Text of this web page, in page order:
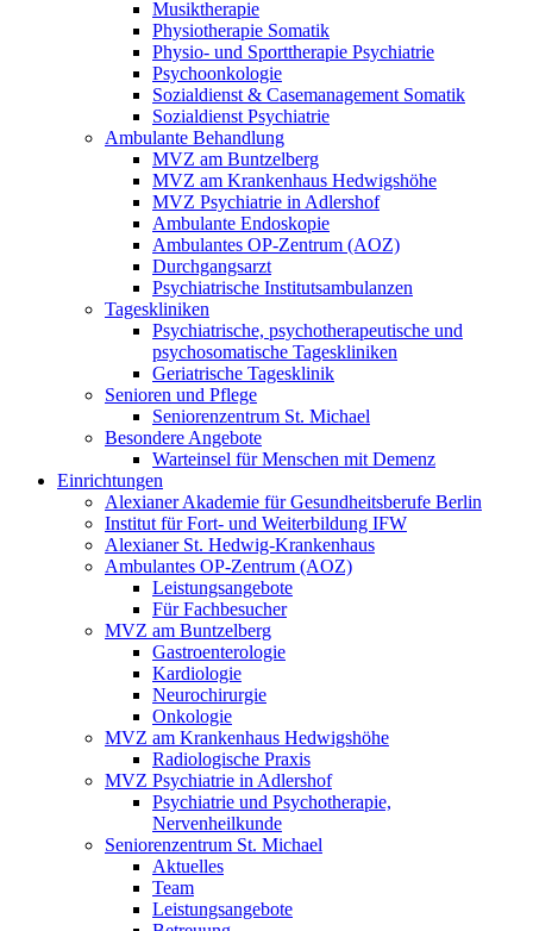
Musiktherapie
Physiotherapie Somatik
Physio- und Sporttherapie Psychiatrie
Psychoonkologie
Sozialdienst & Casemanagement Somatik
Sozialdienst Psychiatrie
Ambulante Behandlung
MVZ am Buntzelberg
MVZ am Krankenhaus Hedwigshöhe
MVZ Psychiatrie in Adlershof
Ambulante Endoskopie
Ambulantes OP-Zentrum (AOZ)
Durchgangsarzt
Psychiatrische Institutsambulanzen
Tageskliniken
Psychiatrische, psychotherapeutische und
psychosomatische Tageskliniken
Geriatrische Tagesklinik
Senioren und Pflege
Seniorenzentrum St. Michael
Besondere Angebote
Warteinsel für Menschen mit Demenz
Einrichtungen
Alexianer Akademie für Gesundheitsberufe Berlin
Institut für Fort- und Weiterbildung IFW
Alexianer St. Hedwig-Krankenhaus
Ambulantes OP-Zentrum (AOZ)
Leistungsangebote
Für Fachbesucher
MVZ am Buntzelberg
Gastroenterologie
Kardiologie
Neurochirurgie
Onkologie
MVZ am Krankenhaus Hedwigshöhe
Radiologische Praxis
MVZ Psychiatrie in Adlershof
Psychiatrie und Psychotherapie,
Nervenheilkunde
Seniorenzentrum St. Michael
Aktuelles
Team
Leistungsangebote